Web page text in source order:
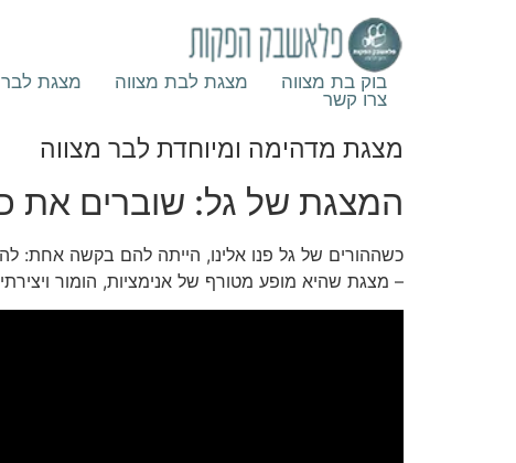
בוק בת מצווה מצגת לבת מצווה מצגת לבר
צרו קשר
מצגת מדהימה ומיוחדת לבר מצווה
המצגת של גל: שוברים את
כשההורים של גל פנו אלינו, הייתה להם בקשה אחת:
– מצגת שהיא מופע מטורף של אנימציות, הומור